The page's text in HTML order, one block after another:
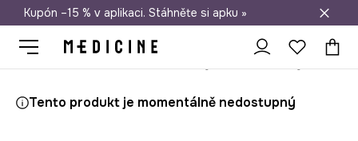
Doprava zdarma při nákupu nad 1 200 Kč
Kupón –15 % v aplikaci. Stáhněte si apku »
Tento produkt je momentálně nedostupný